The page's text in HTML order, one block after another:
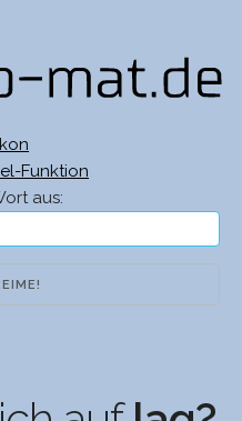
Funktion
aus: